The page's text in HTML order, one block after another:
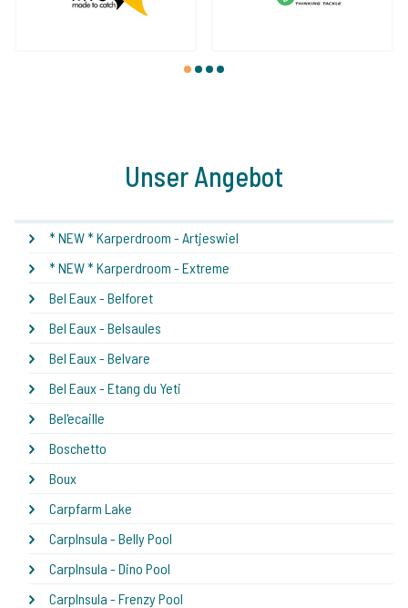
1 2 3 4
Unser Angebot
* NEW * Karperdroom - Artjeswiel
* NEW * Karperdroom - Extreme
Bel Eaux - Belforet
Bel Eaux - Belsaules
Bel Eaux - Belvare
Bel Eaux - Etang du Yeti
Bel'ecaille
Boschetto
Boux
Carpfarm Lake
CarpInsula - Belly Pool
CarpInsula - Dino Pool
CarpInsula - Frenzy Pool